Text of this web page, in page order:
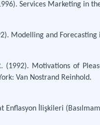
Services Marketing in
Modelling and Forecasting
(1992). Motivations of
Van Nostrand Reinhold.
Enflasyon İlişkileri